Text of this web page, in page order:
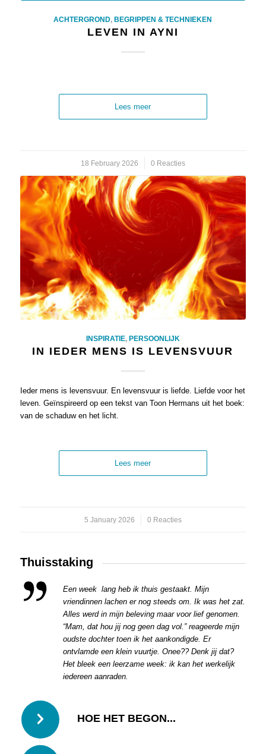
ACHTERGROND,BEGRIPPEN & TECHNIEKEN
LEVEN IN AYNI
Lees meer
18 February 2026
/ 0 Reacties
INSPIRATIE, PERSOONLIJK
IN IEDER MENS IS LEVENSVUUR
Ieder mens is levensvuur. En levensvuur is liefde. Liefde voor het
leven. Geïnspireerd op een tekst van Toon Hermans uit het boek:
van de schaduw en het licht.
Lees meer
5 January 2026
/ 0 Reacties
Thuisstaking
Een week lang heb ik thuis gestaakt. Mijn
vriendinnen lachen er nog steeds om. Ik was het zat.
Alles werd in mijn beleving maar voor lief genomen.
“Mam, dat hou jij nog geen dag vol.” reageerde mijn
oudste dochter toen ik het aankondigde. Er
ontvlamde een klein vuurtje. Onee?? Denk jij dat?
Het bleek een leerzame week: ik kan het werkelijk
iedereen aanraden.
HOE HET BEGON...